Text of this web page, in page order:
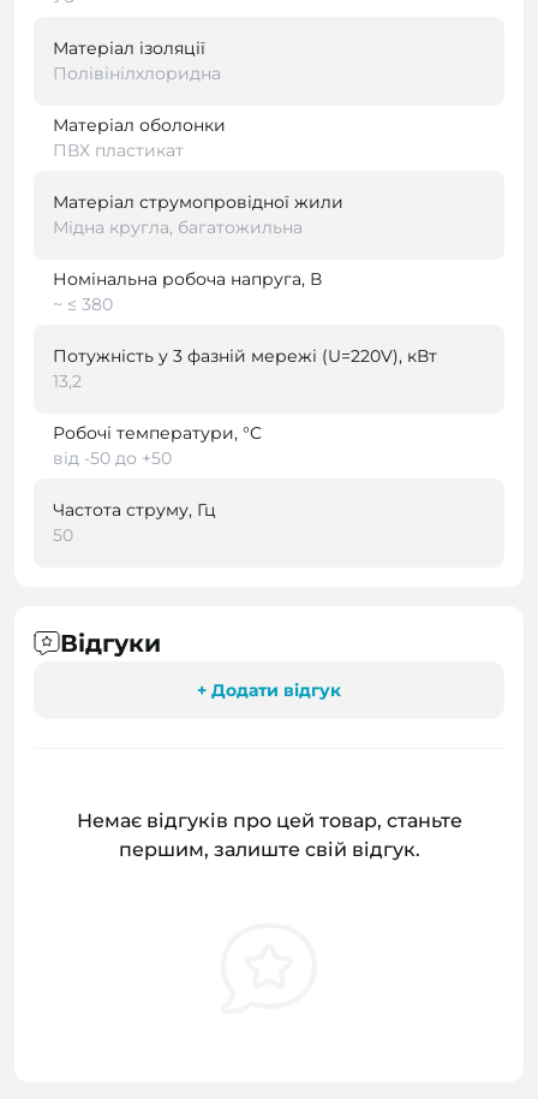
Матеріал ізоляції
Полівінілхлоридна
Матеріал оболонки
ПВХ пластикат
Матеріал струмопровідної жили
Мідна кругла, багатожильна
Номінальна робоча напруга, В
~ ≤ 380
Потужність у 3 фазній мережі (U=220V), кВт
13,2
Робочі температури, °С
від -50 до +50
Частота струму, Гц
50
Відгуки
+ Додати відгук
Немає відгуків про цей товар, станьте
першим, залиште свій відгук.